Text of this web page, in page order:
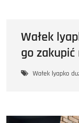
Wałek
go
Wałek lyapko